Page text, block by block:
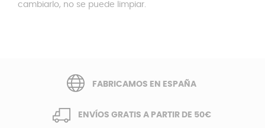
cambiarlo, no se puede limpiar.
FABRICAMOS EN ESPAÑA
ENVÍOS GRATIS A PARTIR DE 50€